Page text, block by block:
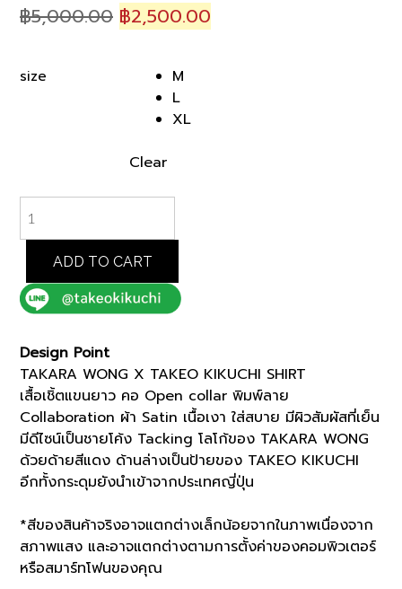
฿5,000.00 Original
฿5,000.00.
฿2,500.00
size
M
L
XL
Clear
WONG
X
TAKEO
KIKUCHI
SHIRT
(K8189401)
ADD TO CART
Design Point
TAKARA WONG X TAKEO KIKUCHI SHIRT
เสื้อเชิ้ตแขนยาว คอ Open collar พิมพ์ลาย
Collaboration ผ้า Satin เนื้อเงา ใส่สบาย มีผิวสัมผัสที่เย็น
มีดีไซน์เป็นชายโค้ง Tacking โลโก้ของ TAKARA WONG
ด้วยด้ายสีแดง ด้านล่างเป็นป้ายของ TAKEO KIKUCHI
อีกทั้งกระดุมยังนำเข้าจากประเทศญี่ปุ่น
*สีของสินค้าจริงอาจแตกต่างเล็กน้อยจากในภาพเนื่องจาก
สภาพแสง และอาจแตกต่างตามการตั้งค่าของคอมพิวเตอร์
หรือสมาร์ทโฟนของคุณ